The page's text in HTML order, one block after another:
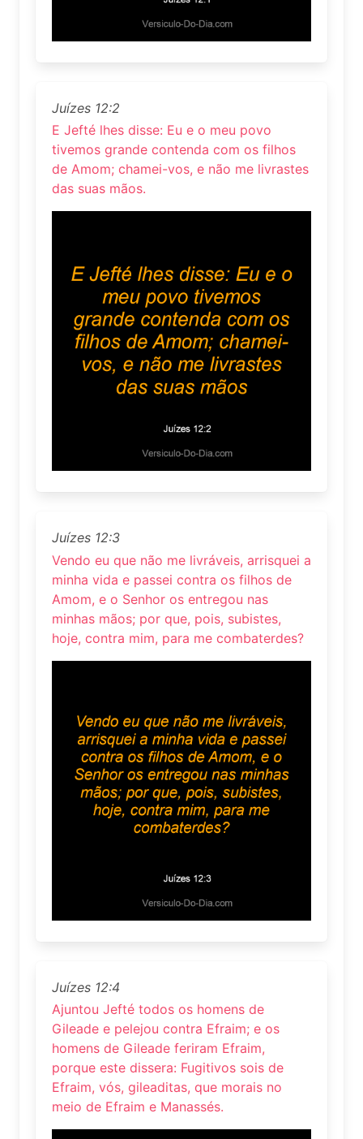
Juízes 12:2
E Jefté lhes disse: Eu e o meu povo
tivemos grande contenda com os filhos
de Amom; chamei-vos, e não me livrastes
das suas mãos.
Juízes 12:3
Vendo eu que não me livráveis, arrisquei a
minha vida e passei contra os filhos de
Amom, e o Senhor os entregou nas
minhas mãos; por que, pois, subistes,
hoje, contra mim, para me combaterdes?
Juízes 12:4
Ajuntou Jefté todos os homens de
Gileade e pelejou contra Efraim; e os
homens de Gileade feriram Efraim,
porque este dissera: Fugitivos sois de
Efraim, vós, gileaditas, que morais no
meio de Efraim e Manassés.